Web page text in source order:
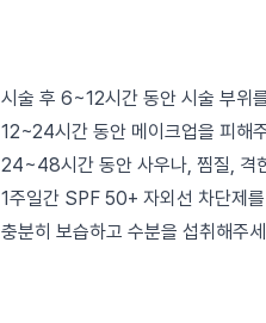
시술 후 6~12시간 동안 시술 부위
12~24시간 동안 메이크업을 피해
24~48시간 동안 사우나, 찜질, 격
1주일간 SPF 50+ 자외선 차단제
충분히 보습하고 수분을 섭취해주